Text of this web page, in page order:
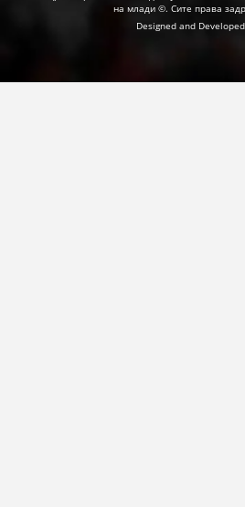
на млади ©. Сите права
Designed and